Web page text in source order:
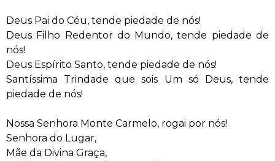
Deus Pai do Céu, tende piedade de nós!
Deus Filho Redentor do Mundo, tende piedade de
nós!
Deus Espírito Santo, tende piedade de nós!
Santíssima Trindade que sois Um só Deus, tende
piedade de nós!
Nossa Senhora Monte Carmelo, rogai por nós!
Senhora do Lugar,
Mãe da Divina Graça,